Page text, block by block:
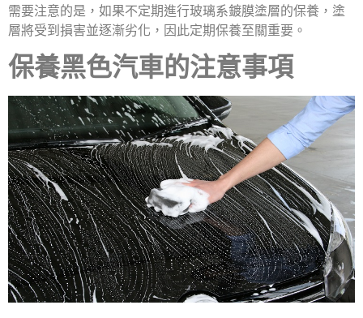
需要注意的是，如果不定期進行玻璃系鍍膜塗層的保養，塗
層將受到損害並逐漸劣化，因此定期保養至關重要。
保養黑色汽車的注意事項